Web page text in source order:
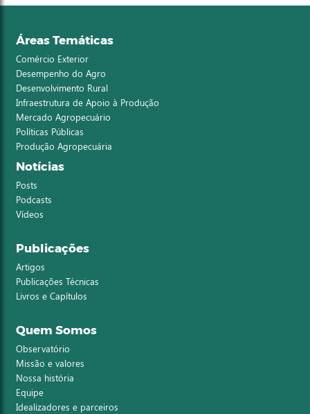
Áreas Temáticas
Comércio Exterior
Desempenho do Agro
Desenvolvimento Rural
Infraestrutura de Apoio à Produção
Mercado Agropecuário
Políticas Públicas
Produção Agropecuária
Notícias
Posts
Podcasts
Vídeos
Publicações
Artigos
Publicações Técnicas
Livros e Capítulos
Quem Somos
Observatório
Missão e valores
Nossa história
Equipe
Idealizadores e parceiros